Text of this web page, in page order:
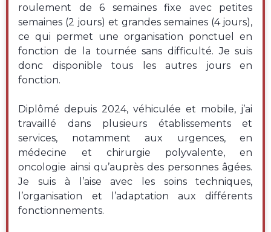
roulement de 6 semaines fixe avec petites
semaines (2 jours) et grandes semaines (4 jours),
ce qui permet une organisation ponctuel en
fonction de la tournée sans difficulté. Je suis
donc disponible tous les autres jours en
fonction.
Diplômé depuis 2024, véhiculée et mobile, j’ai
travaillé dans plusieurs établissements et
services, notamment aux urgences, en
médecine et chirurgie polyvalente, en
oncologie ainsi qu’auprès des personnes âgées.
Je suis à l’aise avec les soins techniques,
l’organisation et l’adaptation aux différents
fonctionnements.